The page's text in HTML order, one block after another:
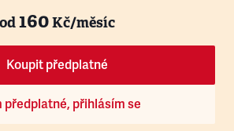
od160Kč/měsíc
Koupit předplatné
předplatné, přihlásím se